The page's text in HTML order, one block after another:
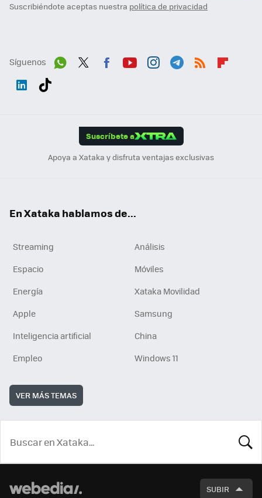
Suscribiéndote aceptas nuestra política de privacidad
Síguenos
Suscríbete a
Apoya a Xataka y disfruta ventajas exclusivas
En Xataka hablamos de...
Streaming
Análisis
Espacio
Móviles
Energía
Xataka Movilidad
Apple
Samsung
Inteligencia artificial
China
Empleo
Windows 11
VER MÁS TEMAS
SUBIR